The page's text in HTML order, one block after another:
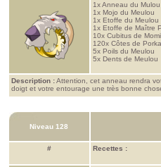
1xAnneau du Mulou
1x Mojo du Meulou
1x Etoffe du Meulou
1x Etoffe de Maître
10x Cubitus de
120x Côtes de
5x Poils du Meulou
5x Dents de Meulou
Description :Attention, cet anneau rendra
doigt et votre entourage une très bonne
Niveau 128
# Recettes :